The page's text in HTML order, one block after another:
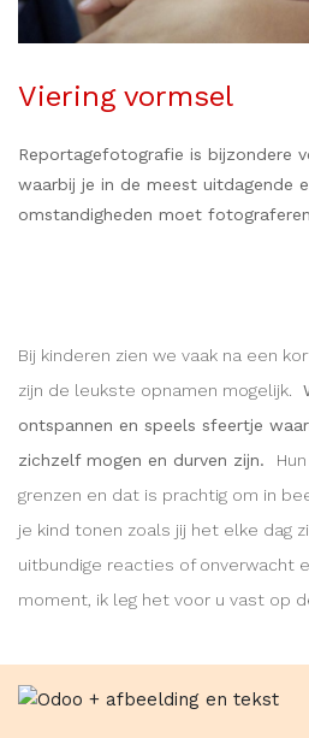
Viering vormsel
Reportagefotografie is bijzondere
waarbij je in de meest uitdagende
omstandigheden moet
Bij kinderen zien we vaak na een
zijn de leukste opnamen mogelijk.
ontspannen en speels sfeertje
zichzelf mogen en durven zijn.
grenzen en dat is prachtig om in
je kind tonen zoals jij het elke dag
uitbundige reacties of onverwacht
moment, ik leg het voor u vast op